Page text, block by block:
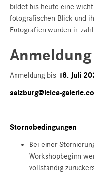
bildet bis heute eine
fotografischen Blick und
Fotografien wurden in
Anmeldung
Anmeldung bis 18. Juli
salzburg@leica-
Stornobedingungen
Bei einer
Workshopbeginn
vollständig